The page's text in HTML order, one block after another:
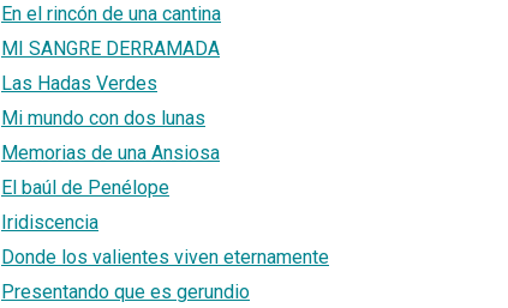
En el rincón de una cantina
MI SANGRE DERRAMADA
Las Hadas Verdes
Mi mundo con dos lunas
Memorias de una Ansiosa
El baúl de Penélope
Iridiscencia
Donde los valientes viven eternamente
Presentando que es gerundio